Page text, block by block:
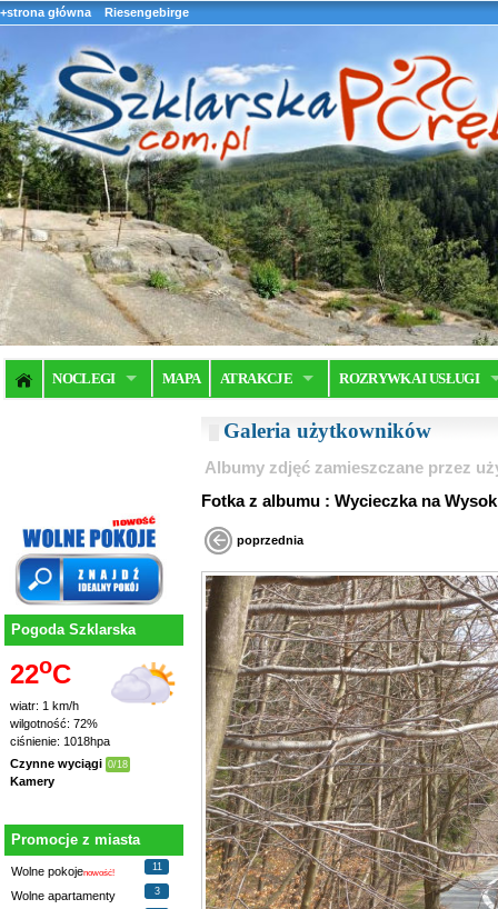
+strona główna Riesengebirge
NOCLEGI MAPA ATRAKCJE ROZRYWKA I USŁUGI
Pogoda Szklarska
22oC
wiatr: 1 km/h
wilgotność: 72%
ciśnienie: 1018hpa
Czynne wyciągi 0/18
Kamery
Promocje z miasta
Wolne pokojenowość!
11
Wolne apartamenty 3
Galeria użytkowników
Albumy zdjęć zamieszczane przez
Fotka z albumu : Wycieczka na
poprzednia